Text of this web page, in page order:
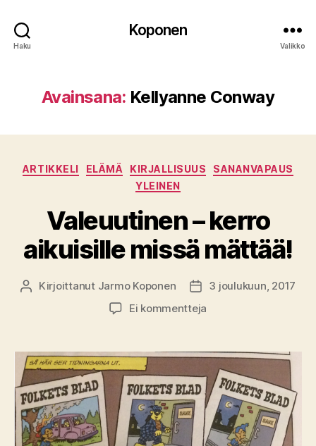
Haku
Koponen
Valikko
Avainsana: Kellyanne Conway
Kategoriat
ARTIKKELI ELÄMÄ KIRJALLISUUS
SANANVAPAUS
YLEINEN
Valeuutinen – kerro
aikuisille missä mättää!
Kirjoittaja
Kirjoittanut Jarmo Koponen Julkaisupäivämäärä
3 joulukuun, 2017
Ei kommentteja
kerro
aikuisille
missä
mättää!